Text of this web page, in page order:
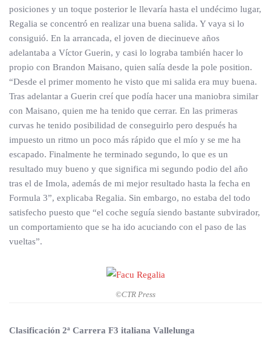
posiciones y un toque posterior le llevaría hasta el undécimo lugar,
Regalia se concentró en realizar una buena salida. Y vaya si lo
consiguió. En la arrancada, el joven de diecinueve años
adelantaba a Víctor Guerin, y casi lo lograba también hacer lo
propio con Brandon Maisano, quien salía desde la pole position.
“Desde el primer momento he visto que mi salida era muy buena.
Tras adelantar a Guerin creí que podía hacer una maniobra similar
con Maisano, quien me ha tenido que cerrar. En las primeras
curvas he tenido posibilidad de conseguirlo pero después ha
impuesto un ritmo un poco más rápido que el mío y se me ha
escapado. Finalmente he terminado segundo, lo que es un
resultado muy bueno y que significa mi segundo podio del año
tras el de Imola, además de mi mejor resultado hasta la fecha en
Formula 3”, explicaba Regalia. Sin embargo, no estaba del todo
satisfecho puesto que “el coche seguía siendo bastante subvirador,
un comportamiento que se ha ido acuciando con el paso de las
vueltas”.
©CTR Press
Clasificación 2ª Carrera F3 italiana Vallelunga